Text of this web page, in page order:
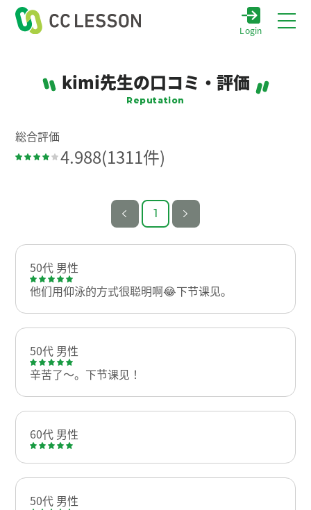
Login
kimi先生の口コミ・評価
Reputation
総合評価
4.988(1311件)
1
50代 男性
他们用仰泳的方式很聪明啊😂下节课见。
50代 男性
辛苦了～。下节课见！
60代 男性
50代 男性